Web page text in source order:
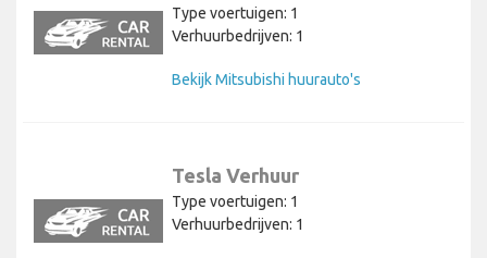
Type voertuigen: 1
Verhuurbedrijven: 1
Bekijk Mitsubishi huurauto's
Tesla Verhuur
Type voertuigen: 1
Verhuurbedrijven: 1